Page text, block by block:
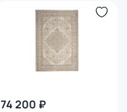
74 200 ₽